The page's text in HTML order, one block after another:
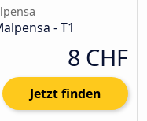
- T1
8 CHF
Jetzt finden